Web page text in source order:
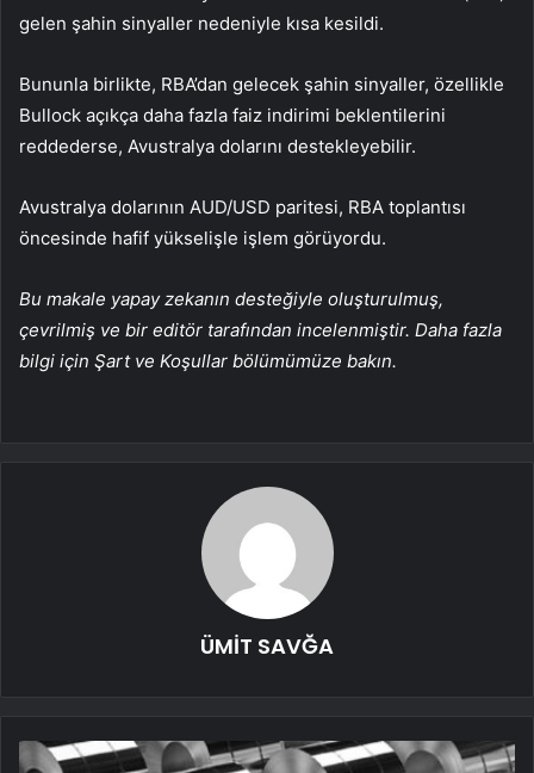
gelen şahin sinyaller nedeniyle kısa kesildi.
Bununla birlikte, RBA’dan gelecek şahin sinyaller, özellikle
Bullock açıkça daha fazla faiz indirimi beklentilerini
reddederse, Avustralya dolarını destekleyebilir.
Avustralya dolarının AUD/USD paritesi, RBA toplantısı
öncesinde hafif yükselişle işlem görüyordu.
Bu makale yapay zekanın desteğiyle oluşturulmuş,
çevrilmiş ve bir editör tarafından incelenmiştir. Daha fazla
bilgi için Şart ve Koşullar bölümümüze bakın.
ÜMİT SAVĞA